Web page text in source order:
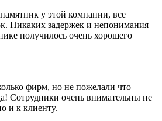
у этой компании, все
Никаких задержек и непонимания
получилось очень хорошего
фирм, но не пожелали что
Сотрудники очень внимательны не
и к клиенту.